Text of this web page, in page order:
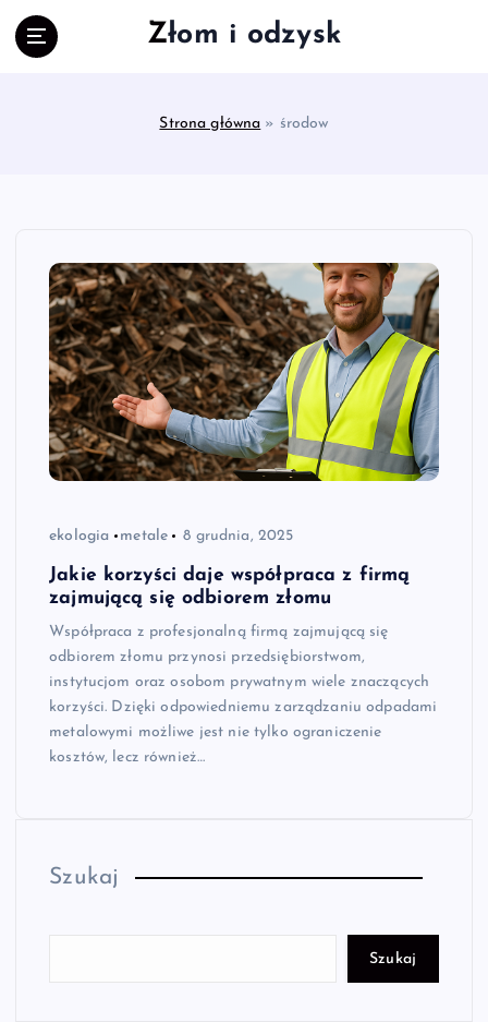
Złom i odzysk
Strona główna » środow
ekologia metale 8 grudnia, 2025
Jakie korzyści daje współpraca z firmą
zajmującą się odbiorem złomu
Współpraca z profesjonalną firmą zajmującą się
odbiorem złomu przynosi przedsiębiorstwom,
instytucjom oraz osobom prywatnym wiele znaczących
korzyści. Dzięki odpowiedniemu zarządzaniu odpadami
metalowymi możliwe jest nie tylko ograniczenie
kosztów, lecz również…
Szukaj
Szukaj